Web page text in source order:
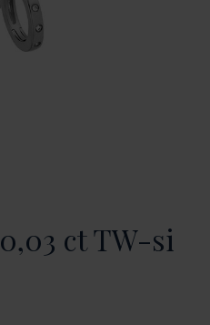
ct TW-si